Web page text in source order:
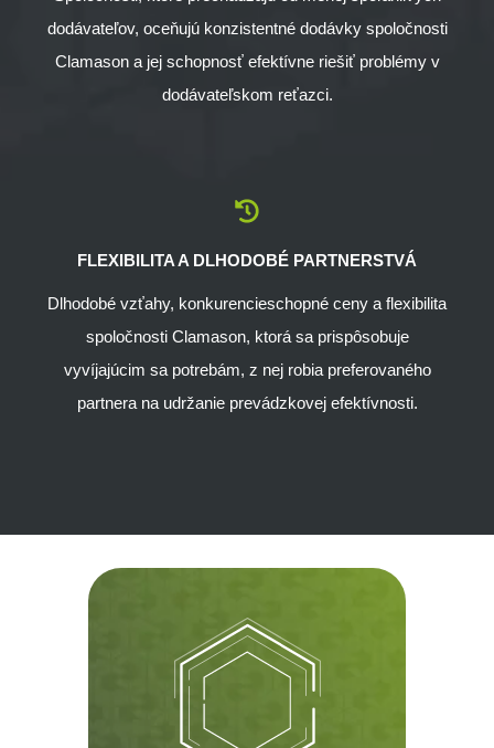
dodávateľov, oceňujú konzistentné dodávky spoločnosti
Clamason a jej schopnosť efektívne riešiť problémy v
dodávateľskom reťazci.
FLEXIBILITA A DLHODOBÉ PARTNERSTVÁ
Dlhodobé vzťahy, konkurencieschopné ceny a flexibilita
spoločnosti Clamason, ktorá sa prispôsobuje
vyvíjajúcim sa potrebám, z nej robia preferovaného
partnera na udržanie prevádzkovej efektívnosti.